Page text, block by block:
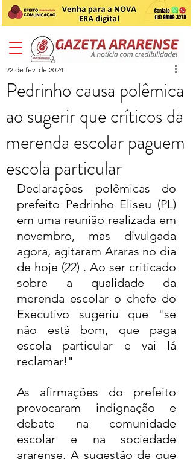
Pedrinho causa polêmica
ao sugerir que críticos da
merenda escolar paguem
escola particular
22 de fev. de 2024
Declarações polêmicas do
prefeito Pedrinho Eliseu (PL)
em uma reunião realizada em
novembro, mas divulgada
agora, agitaram Araras no dia
de hoje (22) . Ao ser criticado
sobre a qualidade da
merenda escolar o chefe do
Executivo sugeriu que "se
não está bom, que paga
escola particular e vai lá
reclamar!"
As afirmações do prefeito
provocaram indignação e
debate na comunidade
escolar e na sociedade
ararense. A sugestão de que